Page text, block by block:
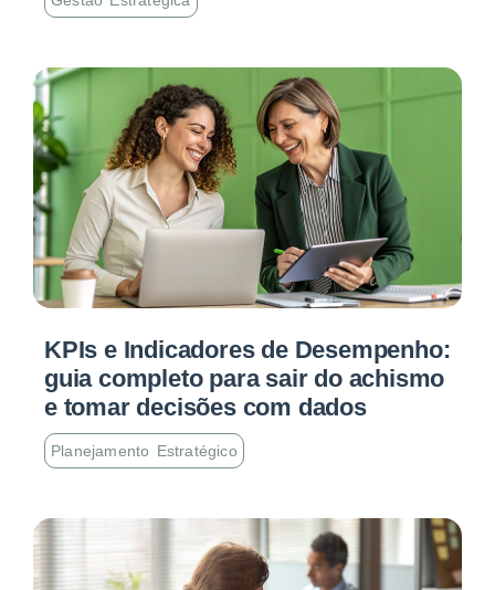
KPIs e Indicadores de Desempenho:
guia completo para sair do achismo
e tomar decisões com dados
Planejamento Estratégico